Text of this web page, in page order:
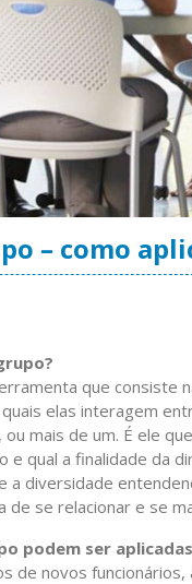
– como
que consiste
elas interagem
mais de um. É ele
qual a finalidade da
a diversidade
de se relacionar e se
podem ser
de novos